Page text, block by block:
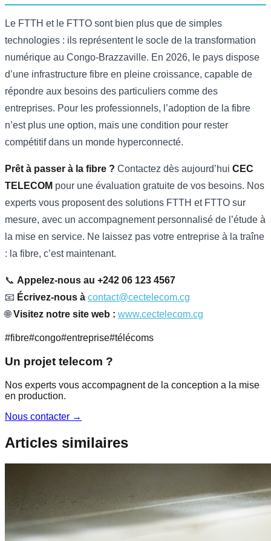
Le FTTH et le FTTO sont bien plus que de simples
technologies : ils représentent le socle de la transformation
numérique au Congo-Brazzaville. En 2026, le pays dispose
d’une infrastructure fibre en pleine croissance, capable de
répondre aux besoins des particuliers comme des
entreprises. Pour les professionnels, l’adoption de la fibre
n’est plus une option, mais une condition pour rester
compétitif dans un monde hyperconnecté.
Prêt à passer à la fibre ? Contactez dès aujourd’hui CEC
TELECOM pour une évaluation gratuite de vos besoins. Nos
experts vous proposent des solutions FTTH et FTTO sur
mesure, avec un accompagnement personnalisé de l’étude à
la mise en service. Ne laissez pas votre entreprise à la traîne
: la fibre, c’est maintenant.
📞 Appelez-nous au +242 06 123 4567
📧 Écrivez-nous à contact@cectelecom.cg
🌐Visitez notre site web : www.cectelecom.cg
#fibre#congo#entreprise#télécoms
Un projet telecom ?
Nos experts vous accompagnent de la conception a la mise
en production.
Nous contacter →
Articles similaires